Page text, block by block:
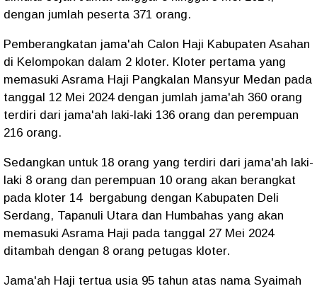
dengan jumlah peserta 371 orang.
Pemberangkatan jama'ah Calon Haji Kabupaten Asahan
di Kelompokan dalam 2 kloter. Kloter pertama yang
memasuki Asrama Haji Pangkalan Mansyur Medan pada
tanggal 12 Mei 2024 dengan jumlah jama'ah 360 orang
terdiri dari jama'ah laki-laki 136 orang dan perempuan
216 orang.
Sedangkan untuk 18 orang yang terdiri dari jama'ah laki-
laki 8 orang dan perempuan 10 orang akan berangkat
pada kloter 14 bergabung dengan Kabupaten Deli
Serdang, Tapanuli Utara dan Humbahas yang akan
memasuki Asrama Haji pada tanggal 27 Mei 2024
ditambah dengan 8 orang petugas kloter.
Jama'ah Haji tertua usia 95 tahun atas nama Syaimah